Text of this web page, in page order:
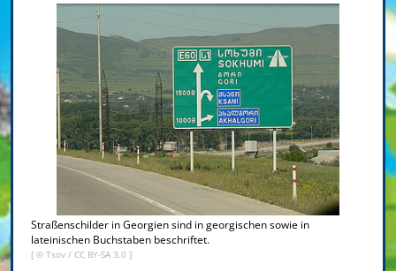
Straßenschilder in Georgien sind in georgischen sowie in
lateinischen Buchstaben beschriftet.
[ © Tsov / CC BY-SA 3.0 ]